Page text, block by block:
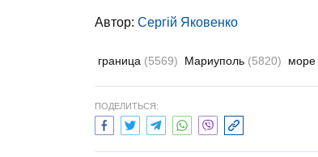
Автор: Сергій Яковенко
граница (5569) Мариуполь (5820) море
ПОДЕЛИТЬСЯ: